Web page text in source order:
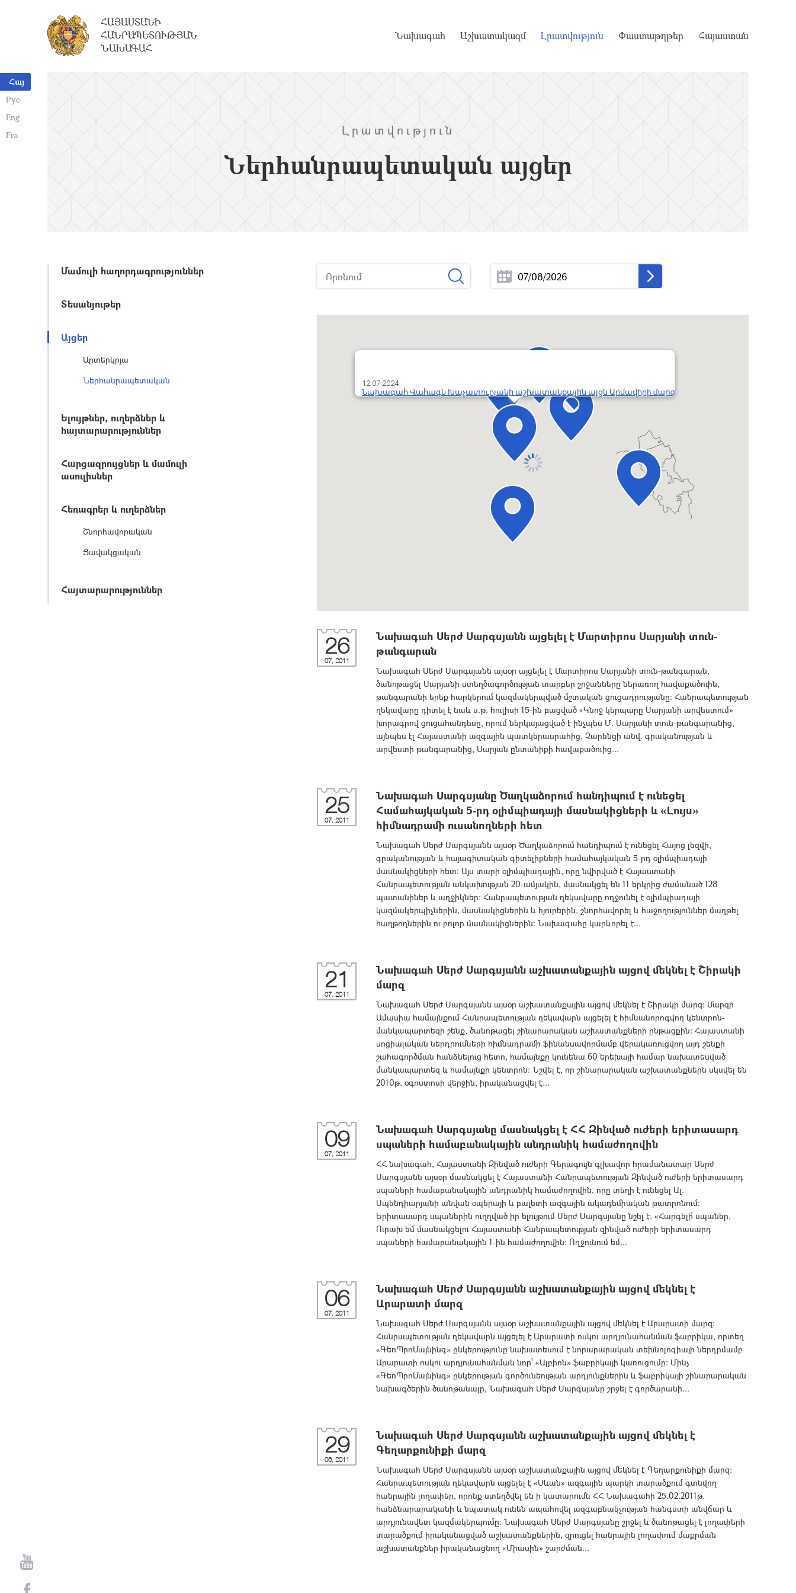
Հայ
Рус
Eng
Fra
ՀԱՅԱՍՏԱՆԻ
ՀԱՆՐԱՊԵՏՈՒԹՅԱՆ
ՆԱԽԱԳԱՀ
Նախագահ Աշխատակազմ Լրատվություն Փաստաթղթեր Հայաստան
Լրատվություն
Ներհանրապետական այցեր
Մամուլի հաղորդագրություններ
Տեսանյութեր
Այցեր
Արտերկրյա
Ներհանրապետական
Ելույթներ, ուղերձներ և
հայտարարություններ
Հարցազրույցներ և մամուլի
ասուլիսներ
Հեռագրեր և ուղերձներ
Շնորհավորական
Ցավակցական
Հայտարարություններ
12.07.2024
Նախագահ Վահագն Խաչատուրյանի աշխատանքային այցն Արմավիրի մարզ
26
07, 2011
Նախագահ Սերժ Սարգսյանն այցելել է Մարտիրոս Սարյանի տուն-
թանգարան
Նախագահ Սերժ Սարգսյանն այսօր այցելել է Մարտիրոս Սարյանի տուն-թանգարան,
ծանոթացել Սարյանի ստեղծագործության տարբեր շրջանները ներառող հավաքածուին,
թանգարանի երեք հարկերում կազմակերպված մշտական ցուցադրությանը: Հանրապետության
ղեկավարը դիտել է նաև ս.թ. հուլիսի 15-ին բացված «Կնոջ կերպարը Սարյանի արվեստում»
խորագրով ցուցահանդեսը, որում ներկայացված է ինչպես Մ. Սարյանի տուն-թանգարանից,
այնպես էլ Հայաստանի ազգային պատկերասրահից, Չարենցի անվ. գրականության և
արվեստի թանգարանից, Սարյան ընտանիքի հավաքածուից...
25
07, 2011
Նախագահ Սարգսյանը Ծաղկաձորում հանդիպում է ունեցել
Համահայկական 5-րդ օլիմպիադայի մասնակիցների և «Լույս»
հիմնադրամի ուսանողների հետ
Նախագահ Սերժ Սարգսյանն այսօր Ծաղկաձորում հանդիպում է ունեցել Հայոց լեզվի,
գրականության և հայագիտական գիտելիքների համահայկական 5-րդ օլիմպիադայի
մասնակիցների հետ: Այս տարի օլիմպիադային, որը նվիրված է Հայաստանի
Հանրապետության անկախության 20-ամյակին, մասնակցել են 11 երկրից ժամանած 128
պատանիներ և աղջիկներ: Հանրապետության ղեկավարը ողջունել է օլիմպիադայի
կազմակերպիչներին, մասնակիցներին և հյուրերին, շնորհավորել և հաջողություններ մաղթել
հաղթողներին ու բոլոր մասնակիցներին: Նախագահը կարևորել է...
21
07, 2011
Նախագահ Սերժ Սարգսյանն աշխատանքային այցով մեկնել է Շիրակի
մարզ
Նախագահ Սերժ Սարգսյանն այսօր աշխատանքային այցով մեկնել է Շիրակի մարզ: Մարզի
Ամասիա համայնքում Հանրապետության ղեկավարն այցելել է հիմնանորոգվող կենտրոն-
մանկապարտեզի շենք, ծանոթացել շինարարական աշխատանքների ընթացքին: Հայաստանի
սոցիալական ներդրումների հիմնադրամի ֆինանսավորմամբ վերակառուցվող այդ շենքի
շահագործման հանձնելուց հետո, համայնքը կունենա 60 երեխայի համար նախատեսված
մանկապարտեզ և համայնքի կենտրոն: Նշվել է, որ շինարարական աշխատանքներն սկսվել են
2010թ. օգոստոսի վերջին, իրականացվել է...
09
07, 2011
Նախագահ Սարգսյանը մասնակցել է ՀՀ Զինված ուժերի երիտասարդ
սպաների համաբանակային անդրանիկ համաժողովին
ՀՀ նախագահ, Հայաստանի Զինված ուժերի Գերագույն գլխավոր հրամանատար Սերժ
Սարգսյանն այսօր մասնակցել է Հայաստանի Հանրապետության Զինված ուժերի երիտասարդ
սպաների համաբանակային անդրանիկ համաժողովին, որը տեղի է ունեցել Ալ.
Սպենդիարյանի անվան օպերայի և բալետի ազգային ակադեմիական թատրոնում:
Երիտասարդ սպաներին ուղղված իր ելույթում Սերժ Սարգսյանը նշել է. «Հարգելի՛ սպաներ,
Ուրախ եմ մասնակցելու Հայաստանի Հանրապետության զինված ուժերի երիտասարդ
սպաների համաբանակային 1-ին համաժողովին: Ողջունում եմ...
06
07, 2011
Նախագահ Սերժ Սարգսյանն աշխատանքային այցով մեկնել է
Արարատի մարզ
Նախագահ Սերժ Սարգսյանն այսօր աշխատանքային այցով մեկնել է Արարատի մարզ:
Հանրապետության ղեկավարն այցելել է Արարատի ոսկու արդյունահանման ֆաբրիկա, որտեղ
«ԳեոՊրոՄայնինգ» ընկերությունը նախատեսում է նորարարական տեխնոլոգիայի ներդրմամբ
Արարատի ոսկու արդյունահանման նոր՝ «Ալբիոն» ֆաբրիկայի կառուցումը: Մինչ
«ԳեոՊրոՄայնինգ» ընկերության գործունեության արդյունքներին և ֆաբրիկայի շինարարական
նախագծերին ծանոթանալը, Նախագահ Սերժ Սարգսյանը շրջել է գործարանի...
29
06, 2011
Նախագահ Սերժ Սարգսյանն աշխատանքային այցով մեկնել է
Գեղարքունիքի մարզ
Նախագահ Սերժ Սարգսյանն այսօր աշխատանքային այցով մեկնել է Գեղարքունիքի մարզ:
Հանրապետության ղեկավարն այցելել է «Սևան» ազգային պարկի տարածքում գտնվող
հանրային լողափեր, որոնք ստեղծվել են ի կատարումն ՀՀ Նախագահի 25.02.2011թ.
հանձնարարականի և նպատակ ունեն ապահովել ազգաբնակչության հանգստի անվճար և
արդյունավետ կազմակերպումը: Նախագահ Սերժ Սարգսյանը շրջել և ծանոթացել է լողափերի
տարածքում իրականացված աշխատանքներին, զրուցել հանրային լողափում մաքրման
աշխատանքներ իրականացնող «Միասին» շարժման...